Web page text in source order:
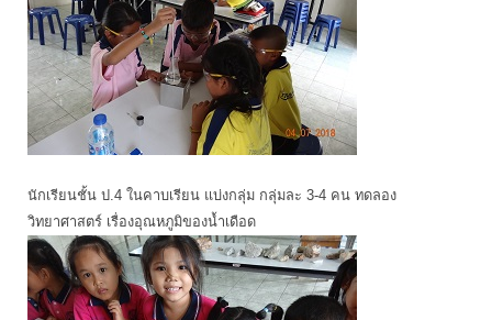
นักเรียนชั้น ป.4 ในคาบเรียน แบ่งกลุ่ม กลุ่มละ 3-4 คน ทดลอง
วิทยาศาสตร์ เรื่องอุณหภูมิของน้ำเดือด